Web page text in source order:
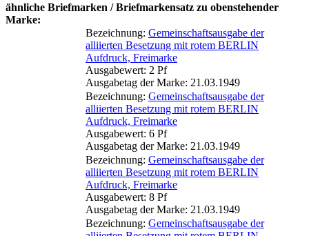
ähnliche Briefmarken / Briefmarkensatz zu obenstehender
Marke:
Bezeichnung: Gemeinschaftsausgabe der
alliierten Besetzung mit rotem BERLIN
Aufdruck, Freimarke
Ausgabewert: 2 Pf
Ausgabetag der Marke: 21.03.1949
Bezeichnung: Gemeinschaftsausgabe der
alliierten Besetzung mit rotem BERLIN
Aufdruck, Freimarke
Ausgabewert: 6 Pf
Ausgabetag der Marke: 21.03.1949
Bezeichnung: Gemeinschaftsausgabe der
alliierten Besetzung mit rotem BERLIN
Aufdruck, Freimarke
Ausgabewert: 8 Pf
Ausgabetag der Marke: 21.03.1949
Bezeichnung: Gemeinschaftsausgabe der